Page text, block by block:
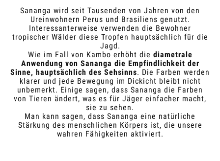
Sananga wird seit Tausenden von Jahren von den
Ureinwohnern Perus und Brasiliens genutzt.
Interessanterweise verwenden die Bewohner
tropischer Wälder diese Tropfen hauptsächlich für die
Jagd.
Wie im Fall von Kambo erhöht die diametrale
Anwendung von Sananga die Empfindlichkeit der
Sinne, hauptsächlich des Sehsinns. Die Farben werden
klarer und jede Bewegung im Dickicht bleibt nicht
unbemerkt. Einige sagen, dass Sananga die Farben
von Tieren ändert, was es für Jäger einfacher macht,
sie zu sehen.
Man kann sagen, dass Sananga eine natürliche
Stärkung des menschlichen Körpers ist, die unsere
wahren Fähigkeiten aktiviert.